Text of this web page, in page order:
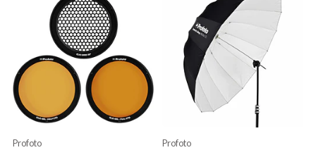
Disponible en dos tamaños: Mediano (80 cm/33″) y
Grande (120 cm/47″).
Profoto Profoto